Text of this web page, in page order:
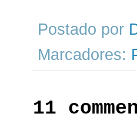
Postado por
Marcadores:
11